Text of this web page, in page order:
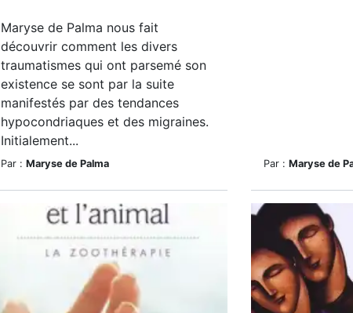
Maryse de Palma nous fait
découvrir comment les divers
traumatismes qui ont parsemé son
existence se sont par la suite
manifestés par des tendances
hypocondriaques et des migraines.
Initialement...
Par : Maryse de Palma Par : Maryse de